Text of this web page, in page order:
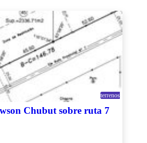
terrenos
Chubut sobre ruta 7